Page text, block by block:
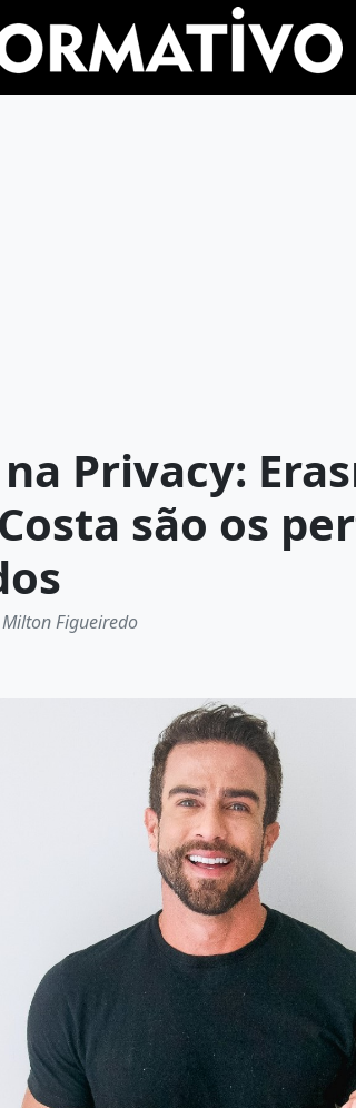
Privacy:
são os
Figueiredo